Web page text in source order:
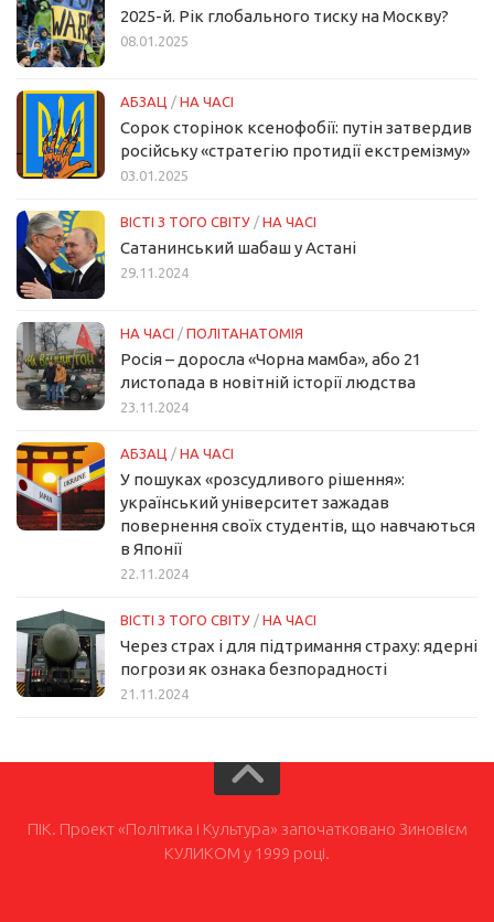
2025-й. Рік глобального тиску на Москву?
08.01.2025
АБЗАЦ / НА ЧАСІ
Сорок сторінок ксенофобії: путін затвердив
російську «стратегію протидії екстремізму»
03.01.2025
ВІСТІ З ТОГО СВІТУ / НА ЧАСІ
Сатанинський шабаш у Астані
29.11.2024
НА ЧАСІ / ПОЛІТАНАТОМІЯ
Росія – доросла «Чорна мамба», або 21
листопада в новітній історії людства
23.11.2024
АБЗАЦ / НА ЧАСІ
У пошуках «розсудливого рішення»:
український університет зажадав
повернення своїх студентів, що навчаються
в Японії
22.11.2024
ВІСТІ З ТОГО СВІТУ / НА ЧАСІ
Через страх і для підтримання страху: ядерні
погрози як ознака безпорадності
21.11.2024
ПІК. Проект «Політика і Культура» започатковано Зиновієм
КУЛИКОМ у 1999 році.